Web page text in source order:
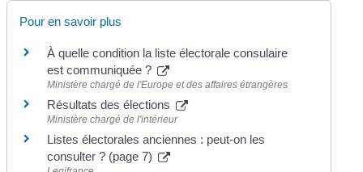
Pour en savoir plus
À quelle condition la liste électorale consulaire
est communiquée ?
Ministère chargé de l'Europe et des affaires étrangères
Résultats des élections
Ministère chargé de l'intérieur
Listes électorales anciennes : peut-on les
consulter ? (page 7)